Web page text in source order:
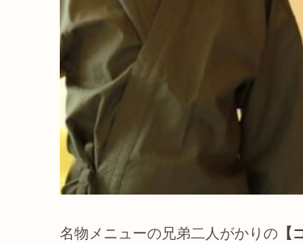
名物メニューの兄弟二人がかりの 【